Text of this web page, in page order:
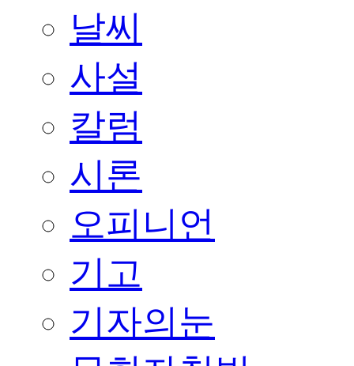
날씨
사설
칼럼
시론
오피니언
기고
기자의눈